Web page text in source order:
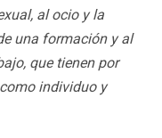
al ocio y la
una formación y al
que tienen por
individuo y